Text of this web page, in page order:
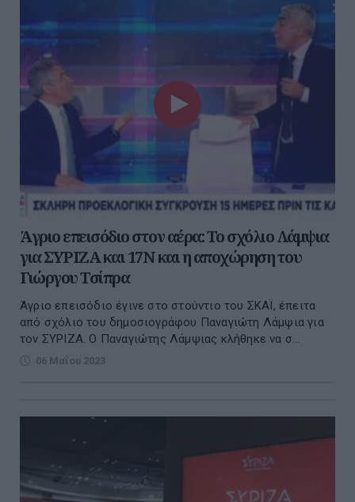
Άγριο επεισόδιο στον αέρα: Το σχόλιο Λάμψια
για ΣΥΡΙΖΑ και 17Ν και η αποχώρηση του
Γιώργου Τσίπρα
Άγριο επεισόδιο έγινε στο στούντιο του ΣΚΑΪ, έπειτα
από σχόλιο του δημοσιογράφου Παναγιώτη Λάμψια για
τον ΣΥΡΙΖΑ. Ο Παναγιώτης Λάμψιας κλήθηκε να σ...
06 Μαΐου 2023